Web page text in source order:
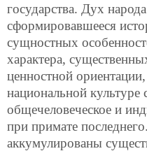
государства. Дух
сформировавшееся
сущностных
характера,
ценностной
национальной культуре
общечеловеческое и
при примате
аккумулированы